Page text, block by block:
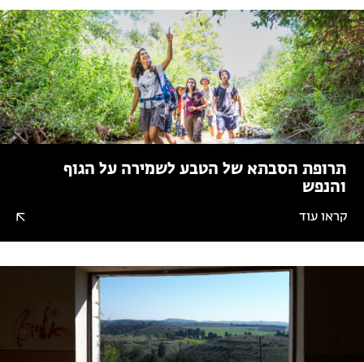
תרופת הסבתא של הטבע לשמירה על הגוף
והנפש
קראו עוד